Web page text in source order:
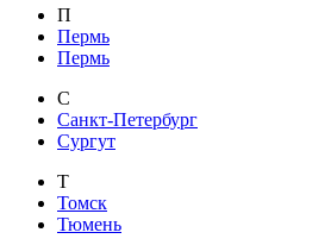
П
Пермь
Пермь
С
Санкт-Петербург
Сургут
Т
Томск
Тюмень